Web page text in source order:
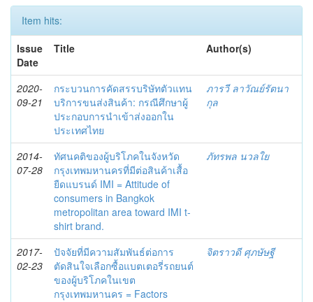
Item hits:
Issue
Date
Title Author(s)
2020-
09-21
กระบวนการคัดสรรบริษัทตัวแทน
บริการขนส่งสินค้า: กรณีศึกษาผู้
ประกอบการนำเข้าส่งออกใน
ประเทศไทย
ภารวี ลาวัณย์รัตนา
กุล
2014-
07-28
ทัศนคติของผู้บริโภคในจังหวัด
กรุงเทพมหานครที่มีต่อสินค้าเสื้อ
ยืดแบรนด์ IMI = Attitude of
consumers in Bangkok
metropolitan area toward IMI t-
shirt brand.
ภัทรพล นวลใย
2017-
02-23
ปัจจัยที่มีความสัมพันธ์ต่อการ
ตัดสินใจเลือกซื้อแบตเตอรี่รถยนต์
ของผู้บริโภคในเขต
กรุงเทพมหานคร = Factors
จิตราวดี ศุภษัษฐี